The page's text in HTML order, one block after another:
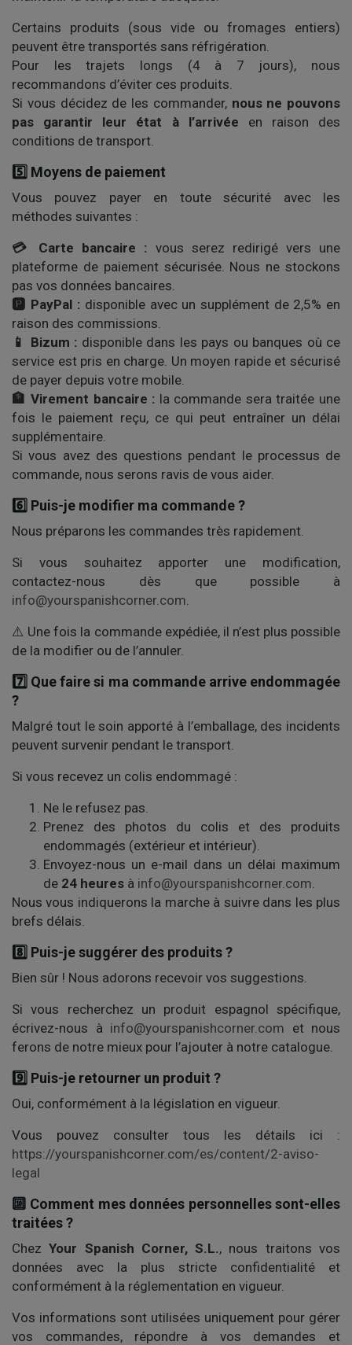
Certains produits (sous vide ou fromages entiers)
peuvent être transportés sans réfrigération.
Pour les trajets longs (4 à 7 jours), nous
recommandons d’éviter ces produits.
Si vous décidez de les commander, nous ne pouvons
pas garantir leur état à l’arrivée en raison des
conditions de transport.
5️⃣ Moyens de paiement
Vous pouvez payer en toute sécurité avec les
méthodes suivantes :
💳 Carte bancaire : vous serez redirigé vers une
plateforme de paiement sécurisée. Nous ne stockons
pas vos données bancaires.
🅿️ PayPal : disponible avec un supplément de 2,5% en
raison des commissions.
📱 Bizum : disponible dans les pays ou banques où ce
service est pris en charge. Un moyen rapide et sécurisé
de payer depuis votre mobile.
🏦 Virement bancaire : la commande sera traitée une
fois le paiement reçu, ce qui peut entraîner un délai
supplémentaire.
Si vous avez des questions pendant le processus de
commande, nous serons ravis de vous aider.
6️⃣ Puis-je modifier ma commande ?
Nous préparons les commandes très rapidement.
Si vous souhaitez apporter une modification,
contactez-nous dès que possible à
info@yourspanishcorner.com.
⚠️ Une fois la commande expédiée, il n’est plus possible
de la modifier ou de l’annuler.
7️⃣ Que faire si ma commande arrive endommagée
?
Malgré tout le soin apporté à l’emballage, des incidents
peuvent survenir pendant le transport.
Si vous recevez un colis endommagé :
Ne le refusez pas.
Prenez des photos du colis et des produits
endommagés (extérieur et intérieur).
Envoyez-nous un e-mail dans un délai maximum
de 24 heures à info@yourspanishcorner.com.
Nous vous indiquerons la marche à suivre dans les plus
brefs délais.
8️⃣ Puis-je suggérer des produits ?
Bien sûr ! Nous adorons recevoir vos suggestions.
Si vous recherchez un produit espagnol spécifique,
écrivez-nous à info@yourspanishcorner.com et nous
ferons de notre mieux pour l’ajouter à notre catalogue.
9️⃣ Puis-je retourner un produit ?
Oui, conformément à la législation en vigueur.
Vous pouvez consulter tous les détails ici :
https://yourspanishcorner.com/es/content/2-aviso-
legal
🔟 Comment mes données personnelles sont-elles
traitées ?
ChezYour Spanish Corner, S.L., nous traitons vos
données avec la plus stricte confidentialité et
conformément à la réglementation en vigueur.
Vos informations sont utilisées uniquement pour gérer
vos commandes, répondre à vos demandes et